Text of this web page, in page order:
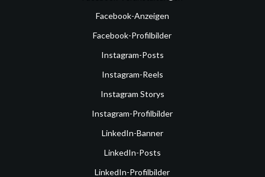
Facebook-Anzeigen
Facebook-Profilbilder
Instagram-Posts
Instagram-Reels
Instagram Storys
Instagram-Profilbilder
LinkedIn-Banner
LinkedIn-Posts
LinkedIn-Profilbilder